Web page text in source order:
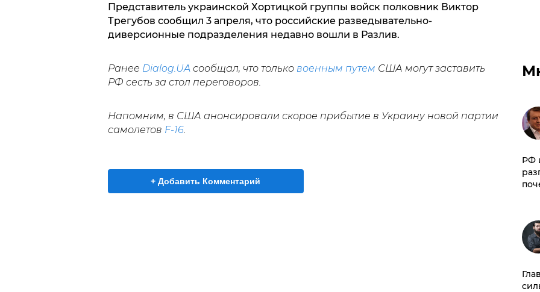
Представитель украинской Хортицкой группы войск полковник Виктор
Трегубов сообщил 3 апреля, что российские разведывательно-
диверсионные подразделения недавно вошли в Разлив.
Ранее Dialog.UA сообщал, что только военным путем США могут заставить
РФ сесть за стол переговоров.
Напомним, в США анонсировали скорое прибытие в Украину новой партии
самолетов F-16.
+ Добавить Комментарий
РФ